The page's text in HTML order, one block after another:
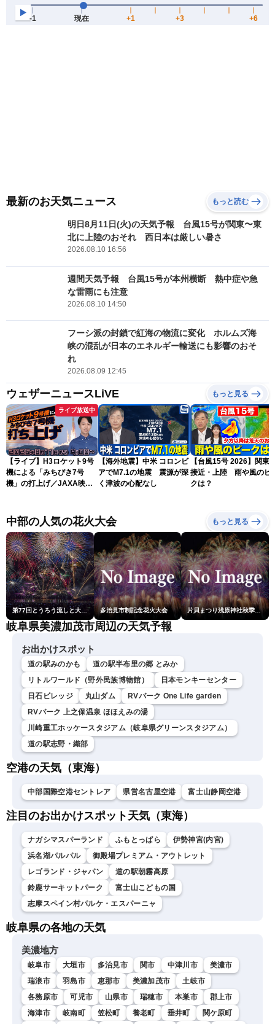
最新のお天気ニュース もっと読む
明日8月11日(火)の天気予報 台風15号が関東〜東
北に上陸のおそれ 西日本は厳しい暑さ
2026.08.10 16:56
週間天気予報 台風15号が本州横断 熱中症や急
な雷雨にも注意
2026.08.10 14:50
フーシ派の封鎖で紅海の物流に変化 ホルムズ海
峡の混乱が日本のエネルギー輸送にも影響のおそ
れ
2026.08.09 12:45
ウェザーニュースLiVE もっと見る
ライブ放送中
【ライブ】H3ロケット9号
機による「みちびき7号
機」の打上げ／JAXA映像
ス・地震情報 〈ウェザーニ
ュースLiVEモーニング・福
吉貴文〉
【海外地震】中米 コロンビ
アでM7.1の地震 震源が深
く津波の心配なし
【台風15号 2026】関東
接近・上陸 雨や風のピ
クは？
中部の人気の花火大会 もっと見る
多治見市制記念花火大会 片貝まつり浅原神社秋季例大祭奉納大煙火
岐阜県美濃加茂市周辺の天気予報
お出かけスポット
道の駅みのかも
道の駅半布里の郷 とみか
リトルワールド（野外民族博物館）
日本モンキーセンター
日石ビレッジ
丸山ダム
RVパーク One Life garden
RVパーク 上之保温泉 ほほえみの湯
川崎重工ホッケースタジアム（岐阜県グリーンスタジアム）
道の駅志野・織部
空港の天気（東海）
中部国際空港セントレア 県営名古屋空港 富士山静岡空港
注目のお出かけスポット天気（東海）
ナガシマスパーランド ふもとっぱら
伊勢神宮(内宮)
浜名湖パルパル
御殿場プレミアム・アウトレット
レゴランド・ジャパン
道の駅朝霧高原
鈴鹿サーキットパーク
富士山こどもの国
志摩スペイン村パルケ・エスパーニャ
岐阜県の各地の天気
美濃地方
岐阜市 大垣市 多治見市 関市 中津川市
美濃市
瑞浪市
羽島市 恵那市 美濃加茂市
土岐市
各務原市
可児市 山県市 瑞穂市 本巣市
郡上市
海津市
岐南町 笠松町 養老町 垂井町 関ケ原町